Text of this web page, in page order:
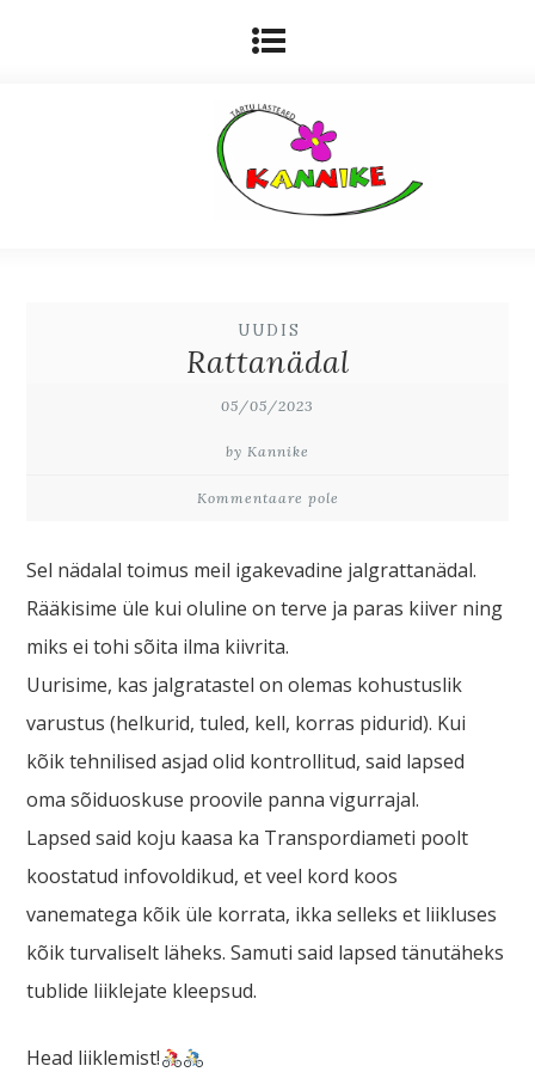
UUDIS
Rattanädal
05/05/2023
by Kannike
Kommentaare pole
Sel nädalal toimus meil igakevadine jalgrattanädal.
Rääkisime üle kui oluline on terve ja paras kiiver ning
miks ei tohi sõita ilma kiivrita.
Uurisime, kas jalgratastel on olemas kohustuslik
varustus (helkurid, tuled, kell, korras pidurid). Kui
kõik tehnilised asjad olid kontrollitud, said lapsed
oma sõiduoskuse proovile panna vigurrajal.
Lapsed said koju kaasa ka Transpordiameti poolt
koostatud infovoldikud, et veel kord koos
vanematega kõik üle korrata, ikka selleks et liikluses
kõik turvaliselt läheks. Samuti said lapsed tänutäheks
tublide liiklejate kleepsud.
Head liiklemist!